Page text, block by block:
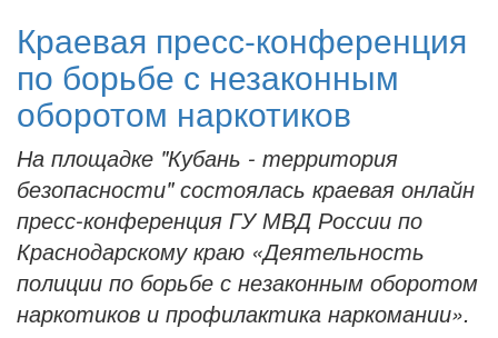
Краевая пресс-конференция
по борьбе с незаконным
оборотом наркотиков
На площадке "Кубань - территория
безопасности" состоялась краевая онлайн
пресс-конференция ГУ МВД России по
Краснодарскому краю «Деятельность
полиции по борьбе с незаконным оборотом
наркотиков и профилактика наркомании».